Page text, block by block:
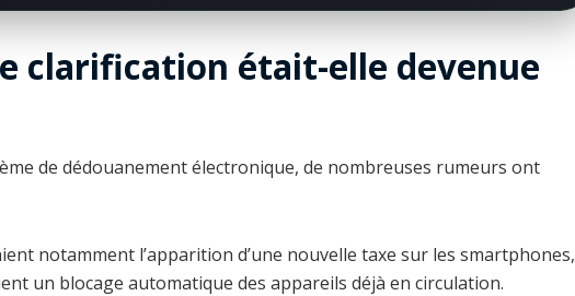
clarification était-elle devenue
de dédouanement électronique, de nombreuses rumeurs ont
notamment l’apparition d’une nouvelle taxe sur les smartphones,
un blocage automatique des appareils déjà en circulation.